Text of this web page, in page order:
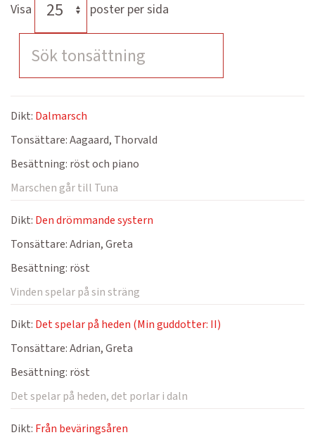
Visa poster per sida
Dikt: Dalmarsch
Tonsättare:Aagaard, Thorvald
Besättning: röst och piano
Marschen går till Tuna
Dikt: Den drömmande systern
Tonsättare:Adrian, Greta
Besättning: röst
Vinden spelar på sin sträng
Dikt: Det spelar på heden (Min guddotter: II)
Tonsättare:Adrian, Greta
Besättning: röst
Det spelar på heden, det porlar i daln
Dikt: Från beväringsåren